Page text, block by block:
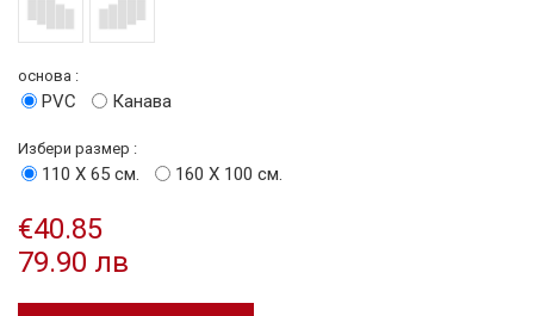
основа :
PVC Канава
Избери размер :
110 Х 65 см. 160 Х 100 см.
€40.85
79.90 лв